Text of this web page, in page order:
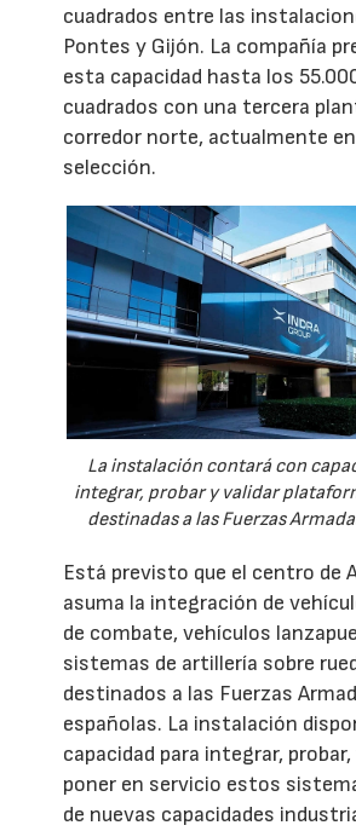
cuadrados entre las
Pontes y Gijón. La compañía
esta capacidad hasta los
cuadrados con una tercera
corredor norte, actualmente
selección.
La instalación contará con
integrar, probar y validar
destinadas a las Fuerzas
Está previsto que el centro de
asuma la integración de
de combate, vehículos
sistemas de artillería sobre
destinados a las Fuerzas
españolas. La instalación
capacidad para integrar,
poner en servicio estos
de nuevas capacidades